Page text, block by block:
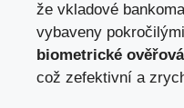
že vkladové
vybaveny
biometrické
což zefektivní a